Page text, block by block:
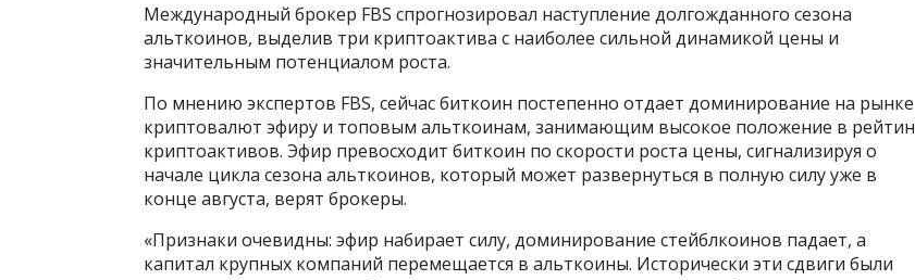
Международный брокер FBS спрогнозировал наступление долгожданного сезона
альткоинов, выделив три криптоактива с наиболее сильной динамикой цены и
значительным потенциалом роста.
По мнению экспертов FBS, сейчас биткоин постепенно отдает доминирование на рынке
криптовалют эфиру и топовым альткоинам, занимающим высокое положение в
криптоактивов. Эфир превосходит биткоин по скорости роста цены, сигнализируя о
начале цикла сезона альткоинов, который может развернуться в полную силу уже в
конце августа, верят брокеры.
«Признаки очевидны: эфир набирает силу, доминирование стейблкоинов падает, а
капитал крупных компаний перемещается в альткоины. Исторически эти сдвиги были